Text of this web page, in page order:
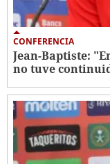
CONFERENCIA
Jean-Baptiste:
no tuve